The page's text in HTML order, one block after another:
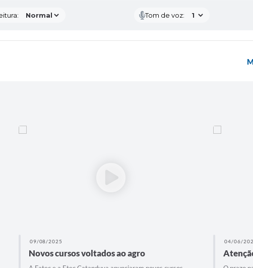
Tom de voz:
09/08/2025
Novos cursos voltados ao agro
04/06/